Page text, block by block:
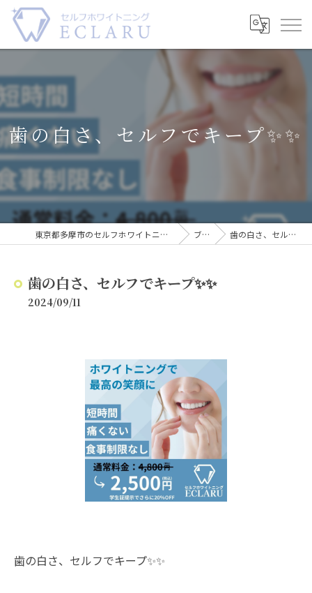
歯の白さ、セルフでキープ✨✨
東京都多摩市のセルフホワイトニングならECLARU-エクラル- ブログ 歯の白さ、セルフでキープ✨✨
歯の白さ、セルフでキープ✨✨
2024/09/11
歯の白さ、セルフでキープ✨✨